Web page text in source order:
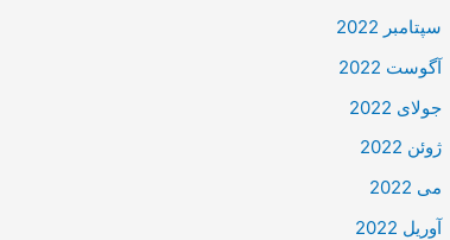
سپتامبر 2022
آگوست 2022
جولای 2022
ژوئن 2022
می 2022
آوریل 2022